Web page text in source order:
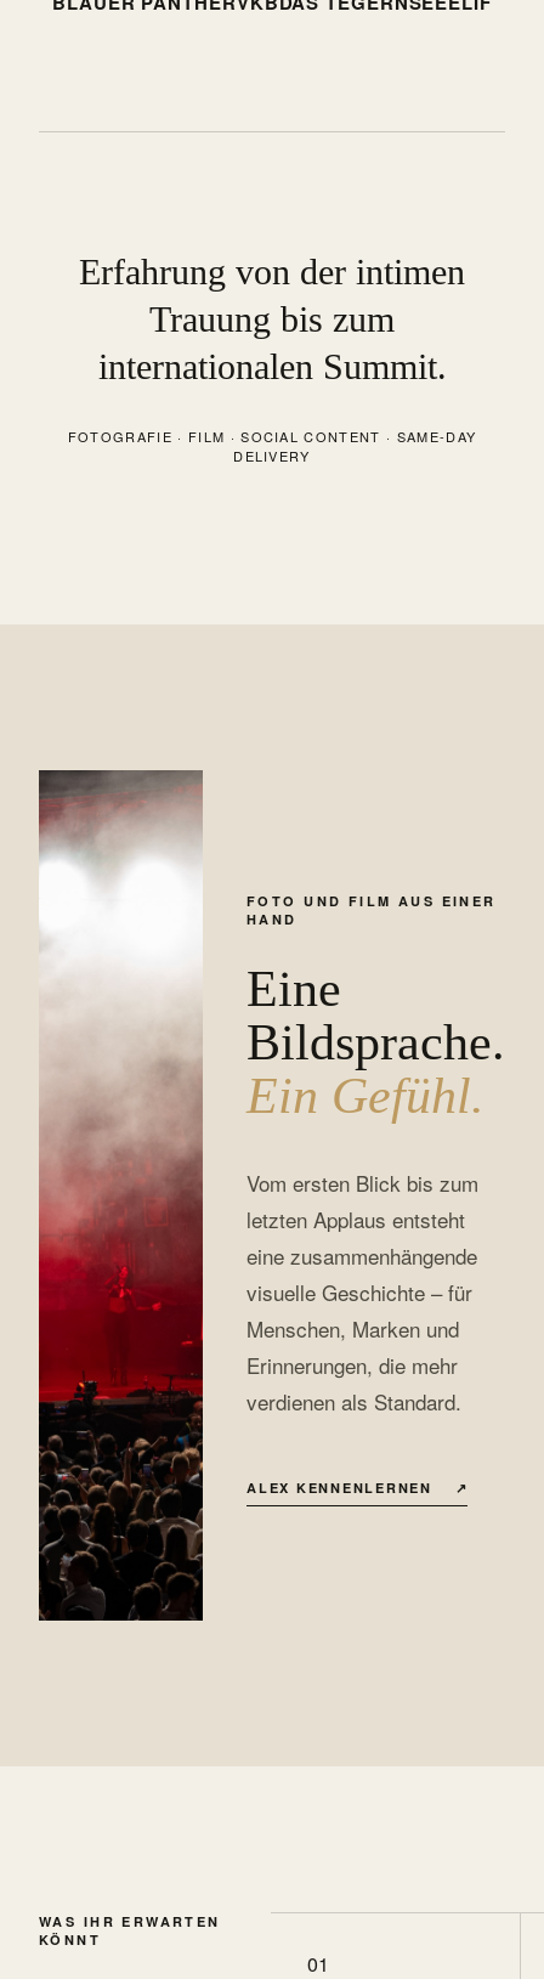
Erfahrung von der intimen
Trauung bis zum
internationalen Summit.
FOTOGRAFIE · FILM · SOCIAL CONTENT · SAME-DAY
DELIVERY
FOTO UND FILM AUS EINER
HAND
Eine
Bildsprache.
Ein Gefühl.
Vom ersten Blick bis zum
letzten Applaus entsteht
eine zusammenhängende
visuelle Geschichte – für
Menschen, Marken und
Erinnerungen, die mehr
verdienen als Standard.
ALEX KENNENLERNEN ↗
WAS IHR ERWARTEN
KÖNNT
01